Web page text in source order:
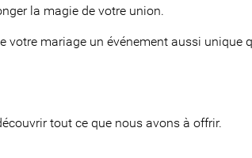
la magie de votre union.
votre mariage un événement aussi unique
tout ce que nous avons à offrir.